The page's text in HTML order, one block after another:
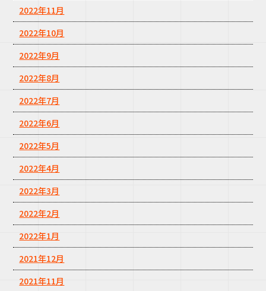
2022年11月
2022年10月
2022年9月
2022年8月
2022年7月
2022年6月
2022年5月
2022年4月
2022年3月
2022年2月
2022年1月
2021年12月
2021年11月